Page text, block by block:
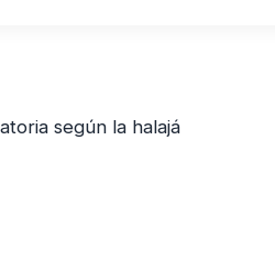
según la halajá